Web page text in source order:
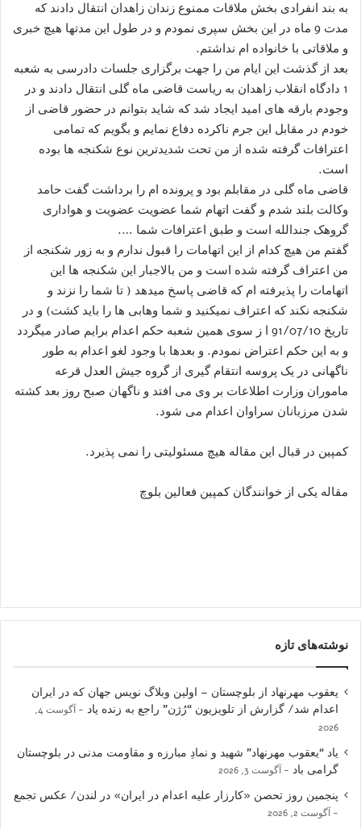
به بند انفرادی بخش ملاقات ممنوع زندان زاهدان انتقال دادند که
مدت 9 ماه در این بخش سپری نمودم و در طول این مدتها هیچ خبری
و ملاقاتی با خانواده ام نداشتم.
بعد از گذشت این ایام من را جهت برگزاری جلسات دادرسی به شعبه
1 دادگاه انقلاب زاهدان به ریاست قاضی ماه گلی انتقال دادند و در
وجودم بارقه های امید ایجاد شد که شاید بتوانم در حضور قاضی از
خودم در مقابل این جرم ناکرده دفاع نمایم و بگویم که تمامی
اعترافات گرفته شده از من تحت شدیدترین نوع شکنجه ها بوده
است.
قاضی ماه گلی در مقابلم بود و پرونده ام را برداشت گفت حامد
وکالت بلند شدم و گفت اتهام شما عضویت عضویت و هواداری
گروهک جندالله است و طبق اعترافات شما ….
گفتم من هیچ کدام از این اتهامات را قبول ندارم و به زور شکنجه از
من اعتراف گرفته شده است و من بالاجبار این شکنجه ها این
اتهامات را پذیرفته ام که قاضی پاسخ میدهد ( تا شما را نزند و
شکنجه نکند که اعتراف نمیکنید و شما وهابی ها را باید کشت) و در
تاریخ 91/07/10 ا ز سوی همین شعبه حکم اعدام برایم صادر میگردد
و به این حکم اعتراض نمودم. و بعدها با وجود لغو اعدام به طور
ناگهانی در یک پروسه انتقام گیری از گروه جیش العدل قرعه
ماموران وزارت اطلاعات بر وی می افتد و ناگهان صبح روز بعد کشته
شدن مرزبانان سراوان اعدام می شود.
کمپین در قبال این مقاله هیچ مسئولیتی را نمی پذیرد.
مقاله یکی از خوانندگان کمپین فعالین بلوچ
نوشته‌های تازه
یعقوب مهرنهاد از بلوچستان – اولین وبلاگ نویس جهان که در ایران
اعدام شد/ گزارش از تلویزیون “رُژن” راجع به زنده یاد
آگوست 4,
2026
یاد “یعقوب مهرنهاد” شهید و نمادِ مبارزه و مقاومت مدنی در بلوچستان
گرامی باد
آگوست 3, 2026
پنجمین روز تحصن «کارزار علیه اعدام در ایران» در لندن/ عکس تجمع
آگوست 2, 2026